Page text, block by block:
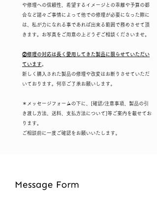
や修理への信頼性、希望するイメージとの乖離や予算の都
合など諸々ご事情によって他での修理が必要になった際に
は、私が力になれる事であれば出来る範囲で務めさせて頂
きます。お写真をご用意の上どうぞご相談くださいませ。
②修理の対応は長く愛用してきた製品に限らせていただい
ています 。
新しく購入された製品の修理や改変はお断りさせていただ
いております。何卒ご了承お願いします。
＊メッセージフォームの下に、[確認/注意事項、製品の引
き渡し方法、送料、支払方法について]等ご案内を載せてお
ります。
​ご相談前に一度ご確認をお願いいたします。
Message Form